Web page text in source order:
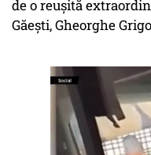
de o reuşită
Găeşti, Gheorghe